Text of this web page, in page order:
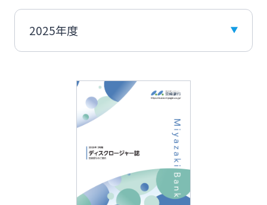
よくあるご質問 チャットで相談
English